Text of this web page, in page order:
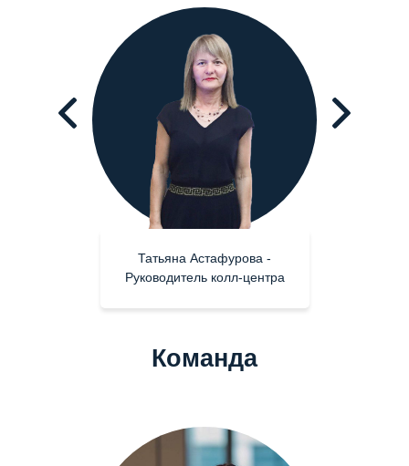
Операционный директор
Операционный директор
Татьяна Астафурова -
Руководитель колл-центра
Команда